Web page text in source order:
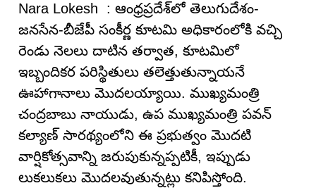
Nara Lokesh : ఆంధ్రప్రదేశ్‌లో తెలుగుదేశం-
జనసేన-బీజేపీ సంకీర్ణ కూటమి అధికారంలోకి వచ్చి
రెండు నెలలు దాటిన తర్వాత, కూటమిలో
ఇబ్బందికర పరిస్థితులు తలెత్తుతున్నాయనే
ఊహాగానాలు మొదలయ్యాయి. ముఖ్యమంత్రి
చంద్రబాబు నాయుడు, ఉప ముఖ్యమంత్రి పవన్
కల్యాణ్ సారథ్యంలోని ఈ ప్రభుత్వం మొదటి
వార్షికోత్సవాన్ని జరుపుకున్నప్పటికీ, ఇప్పుడు
లుకలుకలు మొదలవుతున్నట్లు కనిపిస్తోంది.